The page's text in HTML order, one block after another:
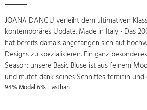
JOANA DANCIU verleiht dem ultimativen
kontemporäres Update. Made in Italy - Das
hat bereits damals angefangen sich auf
Designs zu spezialisieren. Ein ganz
Season: unsere Basic Bluse ist aus feinem
und mutet dank seines Schnittes feminin und
94% Modal 6% Elasthan